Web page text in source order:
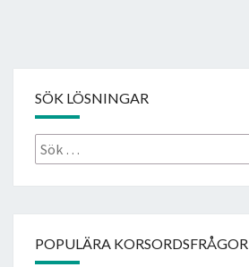
SÖK LÖSNINGAR
Sök
efter:
POPULÄRA KORSORDSFRÅGOR